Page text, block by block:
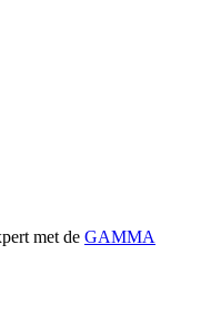
met de GAMMA